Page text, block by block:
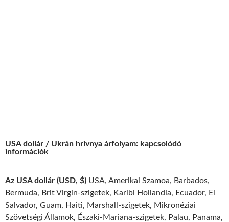
USA dollár / Ukrán hrivnya árfolyam: kapcsolódó
információk
Az USA dollár (USD, $) USA, Amerikai Szamoa, Barbados,
Bermuda, Brit Virgin-szigetek, Karibi Hollandia, Ecuador, El
Salvador, Guam, Haiti, Marshall-szigetek, Mikronéziai
Szövetségi Államok, Északi-Mariana-szigetek, Palau, Panama,